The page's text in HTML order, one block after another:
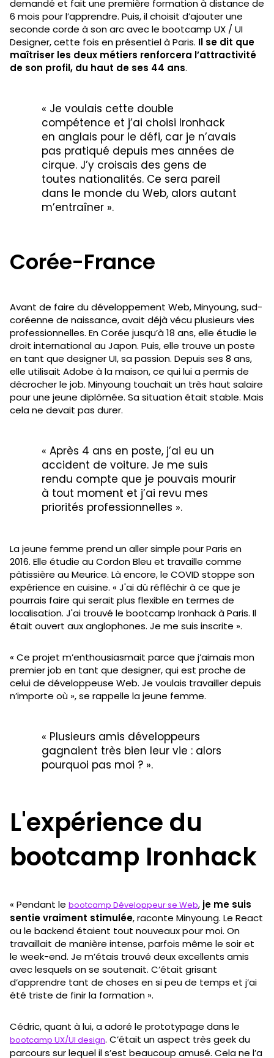
demandé et fait une première formation à distance de
6 mois pour l’apprendre. Puis, il choisit d’ajouter une
seconde corde à son arc avec le bootcamp UX / UI
Designer, cette fois en présentiel à Paris. Il se dit que
maîtriser les deux métiers renforcera l’attractivité
de son profil, du haut de ses 44 ans.
« Je voulais cette double
compétence et j’ai choisi Ironhack
en anglais pour le défi, car je n’avais
pas pratiqué depuis mes années de
cirque. J’y croisais des gens de
toutes nationalités. Ce sera pareil
dans le monde du Web, alors autant
m’entraîner ».
Corée-France
Avant de faire du développement Web, Minyoung, sud-
coréenne de naissance, avait déjà vécu plusieurs vies
professionnelles. En Corée jusqu’à 18 ans, elle étudie le
droit international au Japon. Puis, elle trouve un poste
en tant que designer UI, sa passion. Depuis ses 8 ans,
elle utilisait Adobe à la maison, ce qui lui a permis de
décrocher le job. Minyoung touchait un très haut salaire
pour une jeune diplômée. Sa situation était stable. Mais
cela ne devait pas durer.
« Après 4 ans en poste, j’ai eu un
accident de voiture. Je me suis
rendu compte que je pouvais mourir
à tout moment et j’ai revu mes
priorités professionnelles ».
La jeune femme prend un aller simple pour Paris en
2016. Elle étudie au Cordon Bleu et travaille comme
pâtissière au Meurice. Là encore, le COVID stoppe son
expérience en cuisine. « J'ai dû réfléchir à ce que je
pourrais faire qui serait plus flexible en termes de
localisation. J'ai trouvé le bootcamp Ironhack à Paris. Il
était ouvert aux anglophones. Je me suis inscrite ».
« Ce projet m’enthousiasmait parce que j’aimais mon
premier job en tant que designer, qui est proche de
celui de développeuse Web. Je voulais travailler depuis
n’importe où », se rappelle la jeune femme.
« Plusieurs amis développeurs
gagnaient très bien leur vie : alors
pourquoi pas moi ? ».
L'expérience du
bootcamp Ironhack
« Pendant le bootcamp Développeur·se Web, je me suis
sentie vraiment stimulée, raconte Minyoung. Le React
ou le backend étaient tout nouveaux pour moi. On
travaillait de manière intense, parfois même le soir et
le week-end. Je m’étais trouvé deux excellents amis
avec lesquels on se soutenait. C’était grisant
d’apprendre tant de choses en si peu de temps et j’ai
été triste de finir la formation ».
Cédric, quant à lui, a adoré le prototypage dans le
bootcamp UX/UI design. C’était un aspect très geek du
parcours sur lequel il s’est beaucoup amusé. Cela ne l’a